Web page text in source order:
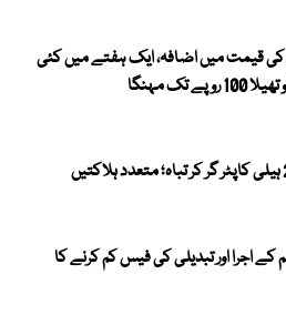
قیمت میں اضافہ، ایک ہفتے میں کئی
اجرا اور تبدیلی کی فیس کم کرنے کا